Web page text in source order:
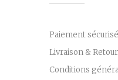
Paiement
Livraison & Retour
Conditions